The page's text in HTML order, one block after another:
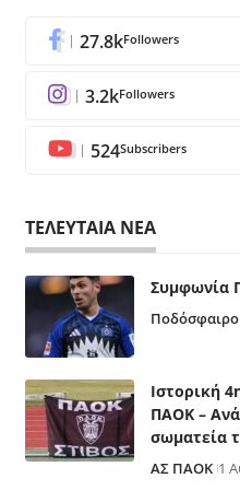
27.8kFollowers
3.2kFollowers
524Subscribers
ΤΕΛΕΥΤΑΙΑ ΝΕΑ
Συμφωνία
Ποδόσφαιρο
Ιστορική
ΠΑΟΚ –
σωματεία
ΑΣ ΠΑΟΚ 1